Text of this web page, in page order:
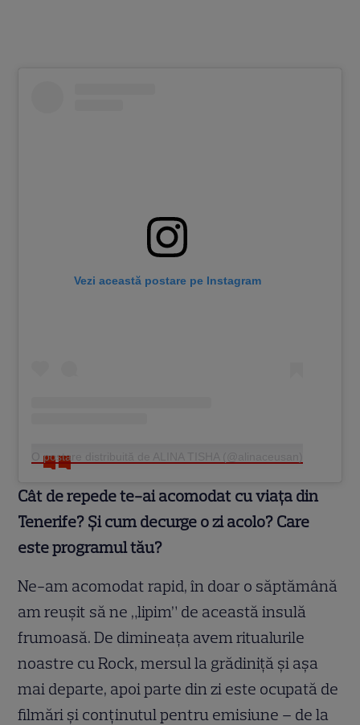
Vezi această postare pe Instagram
O postare distribuită de ALINA TISHA (@alinaceusan)
Cât de repede te-ai acomodat cu viața din
Tenerife? Și cum decurge o zi acolo? Care
este programul tău?
Ne-am acomodat rapid, în doar o săptămână
am reușit să ne „lipim” de această insulă
frumoasă. De dimineața avem ritualurile
noastre cu Rock, mersul la grădiniță și așa
mai departe, apoi parte din zi este ocupată de
filmări și conținutul pentru emisiune – de la